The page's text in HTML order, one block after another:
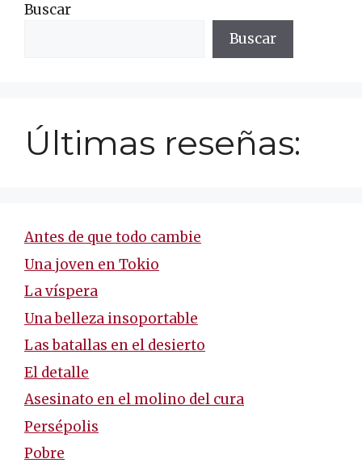
Buscar
Buscar
Últimas reseñas:
Antes de que todo cambie
Una joven en Tokio
La víspera
Una belleza insoportable
Las batallas en el desierto
El detalle
Asesinato en el molino del cura
Persépolis
Pobre